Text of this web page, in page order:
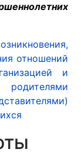
отношений
и